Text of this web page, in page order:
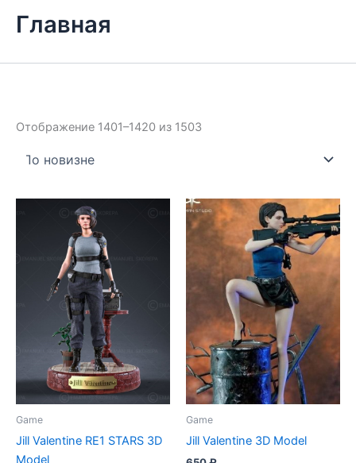
Главная
Отображение 1401–1420 из 1503
Game
Jill Valentine RE1 STARS 3D
Model
Game
Jill Valentine 3D Model